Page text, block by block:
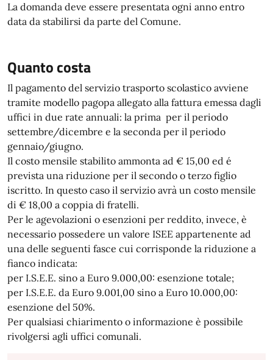
La domanda deve essere presentata ogni anno entro
data da stabilirsi da parte del Comune.
Quanto costa
Il pagamento del servizio trasporto scolastico avviene
tramite modello pagopa allegato alla fattura emessa dagli
uffici in due rate annuali: la prima per il periodo
settembre/dicembre e la seconda per il periodo
gennaio/giugno.
Il costo mensile stabilito ammonta ad € 15,00 ed é
prevista una riduzione per il secondo o terzo figlio
iscritto. In questo caso il servizio avrà un costo mensile
di € 18,00 a coppia di fratelli.
Per le agevolazioni o esenzioni per reddito, invece, è
necessario possedere un valore ISEE appartenente ad
una delle seguenti fasce cui corrisponde la riduzione a
fianco indicata:
per I.S.E.E. sino a Euro 9.000,00: esenzione totale;
per I.S.E.E. da Euro 9.001,00 sino a Euro 10.000,00:
esenzione del 50%.
Per qualsiasi chiarimento o informazione è possibile
rivolgersi agli uffici comunali.